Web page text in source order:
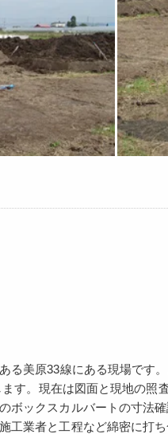
る美原33線にある現場です
す。現在は図面と現地の照
ボックスカルバートの寸法
工業者と工程など綿密に打